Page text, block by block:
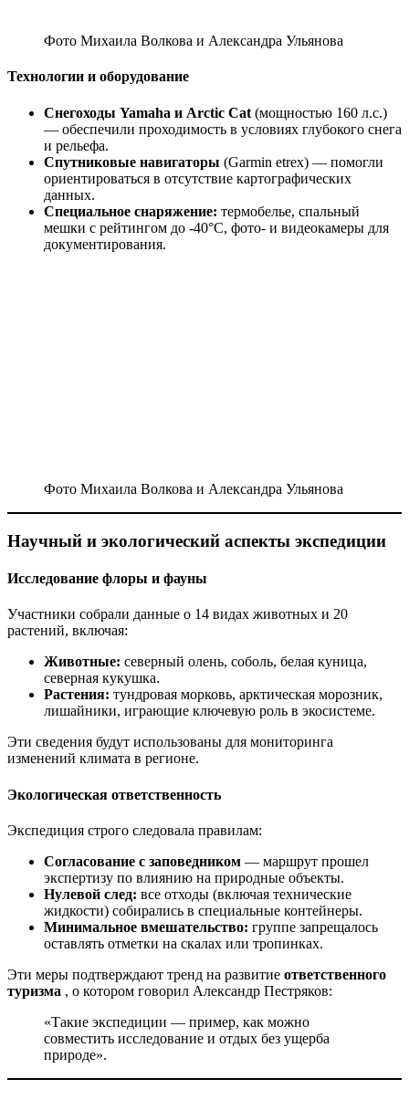
Фото Михаила Волкова и Александра Ульянова
Технологии и оборудование
Снегоходы Yamaha и Arctic Cat (мощностью 160 л.с.)
— обеспечили проходимость в условиях глубокого снега
и рельефа.
Спутниковые навигаторы (Garmin etrex) — помогли
ориентироваться в отсутствие картографических
данных.
Специальное снаряжение: термобелье, спальный
мешки с рейтингом до -40°C, фото- и видеокамеры для
документирования.
Фото Михаила Волкова и Александра Ульянова
Научный и экологический аспекты экспедиции
Исследование флоры и фауны
Участники собрали данные о 14 видах животных и 20
растений, включая:
Животные: северный олень, соболь, белая куница,
северная кукушка.
Растения: тундровая морковь, арктическая морозник,
лишайники, играющие ключевую роль в экосистеме.
Эти сведения будут использованы для мониторинга
изменений климата в регионе.
Экологическая ответственность
Экспедиция строго следовала правилам:
Согласование с заповедником — маршрут прошел
экспертизу по влиянию на природные объекты.
Нулевой след: все отходы (включая технические
жидкости) собирались в специальные контейнеры.
Минимальное вмешательство: группе запрещалось
оставлять отметки на скалах или тропинках.
Эти меры подтверждают тренд на развитие ответственного
туризма , о котором говорил Александр Пестряков:
«Такие экспедиции — пример, как можно
совместить исследование и отдых без ущерба
природе».